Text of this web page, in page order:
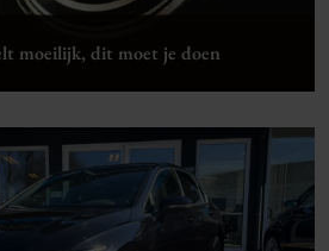
moeilijk, dit moet je doen
Lees verder